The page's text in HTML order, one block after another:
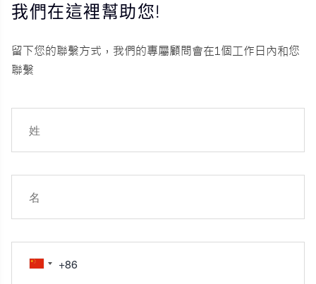
我們在這裡幫助您!
留下您的聯繫方式，我們的專屬顧問會在1個工作日內和您
聯繫